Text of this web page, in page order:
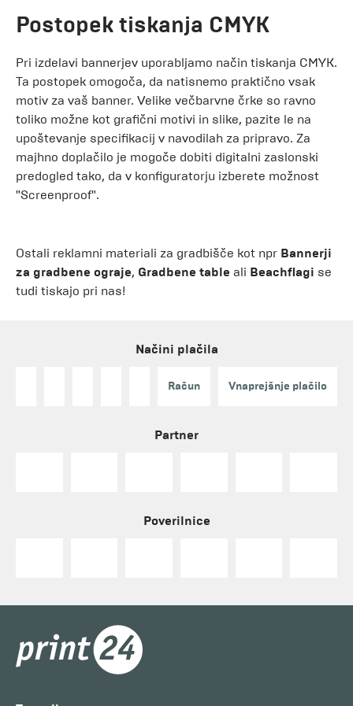
Postopek tiskanja CMYK
Pri izdelavi bannerjev uporabljamo način tiskanja CMYK.
Ta postopek omogoča, da natisnemo praktično vsak
motiv za vaš banner. Velike večbarvne črke so ravno
toliko možne kot grafični motivi in slike, pazite le na
upoštevanje specifikacij v navodilah za pripravo. Za
majhno doplačilo je mogoče dobiti digitalni zaslonski
predogled tako, da v konfiguratorju izberete možnost
"Screenproof".
Ostali reklamni materiali za gradbišče kot npr Bannerji
za gradbene ograje, Gradbene table ali Beachflagi se
tudi tiskajo pri nas!
Načini plačila
Račun Vnaprejšnje plačilo
Partner
Poverilnice